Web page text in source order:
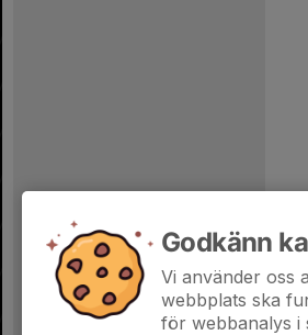
Godkänn
Vi använder oss
webbplats ska
för webbanalys i